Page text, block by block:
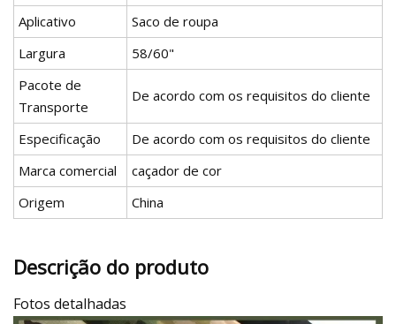
Aplicativo
Saco de roupa
Largura
58/60"
Pacote de
Transporte
De acordo com os requisitos do cliente
Especificação
De acordo com os requisitos do cliente
Marca comercial
caçador de cor
Origem
China
Descrição do produto
Fotos detalhadas